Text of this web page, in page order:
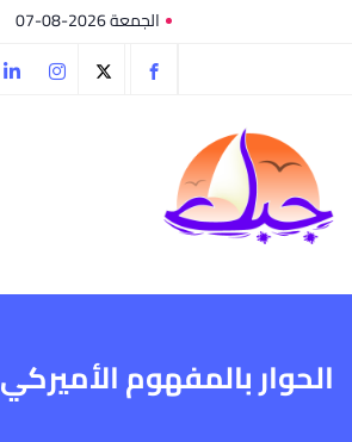
الجمعة 2026-08-07
الحوار بالمفهوم الأميركي